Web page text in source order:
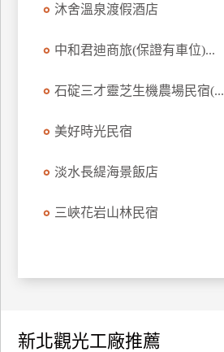
飯
作
沐舍溫泉渡假酒店
中和君迪商旅(保證有車位)...
石碇三才靈芝生機農場民宿(...
美好時光民宿
淡水長緹海景飯店
三峽花岩山林民宿
新北觀光工廠推薦